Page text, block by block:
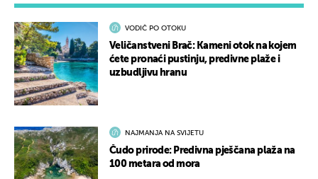
VODIČ PO OTOKU
Veličanstveni Brač: Kameni otok na kojem
ćete pronaći pustinju, predivne plaže i
uzbudljivu hranu
NAJMANJA NA SVIJETU
Čudo prirode: Predivna pješčana plaža na
100 metara od mora